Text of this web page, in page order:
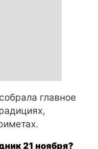
собрала главное
21 ноября?